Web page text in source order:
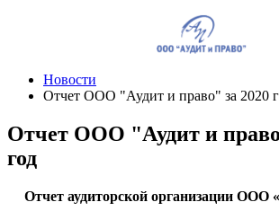
Новости
Отчет ООО "Аудит и право" за 2020
Отчет ООО "Аудит и
год
Отчет аудиторской организации ООО